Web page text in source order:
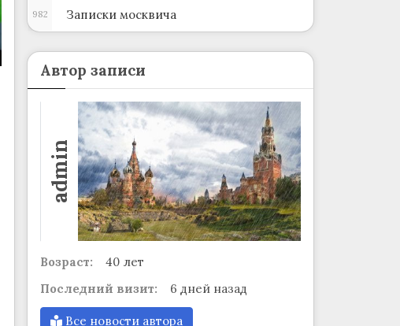
Записки москвича
982
Автор записи
admin
Возраст:
40 лет
Последний визит:
6 дней назад
Все новости автора